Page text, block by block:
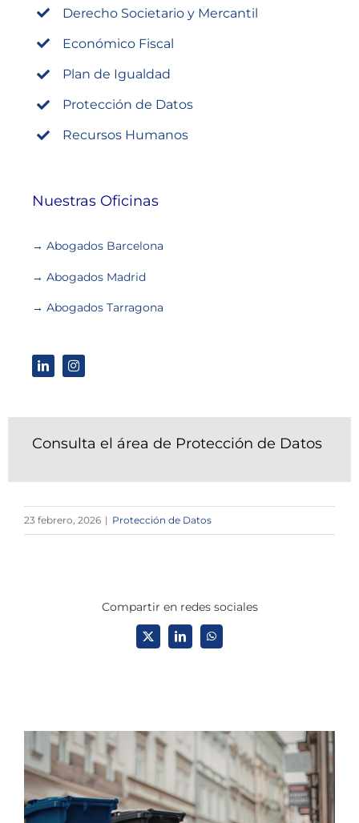
Derecho Societario y Mercantil
Económico Fiscal
Plan de Igualdad
Protección de Datos
Recursos Humanos
Nuestras Oficinas
→ Abogados Barcelona
→ Abogados Madrid
→ Abogados Tarragona
Consulta el área de Protección de Datos
23 febrero, 2026 | Protección de Datos
Compartir en redes sociales
X LinkedInWhatsApp